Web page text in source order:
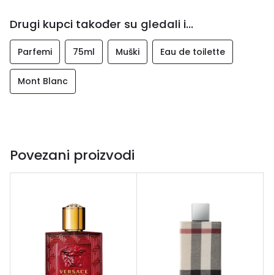
Drugi kupci također su gledali i...
Parfemi 75ml Muški Eau de toilette
Mont Blanc
Povezani proizvodi